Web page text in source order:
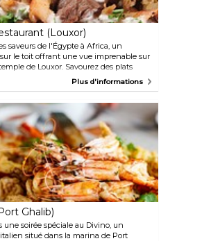
(Louxor)
saveurs de l'Égypte à Africa, un
le toit offrant une vue imprenable sur
de Louxor. Savourez des plats
préparés, comme le
Plus d'informations
Ghalib)
une soirée spéciale au Divino, un
situé dans la marina de Port